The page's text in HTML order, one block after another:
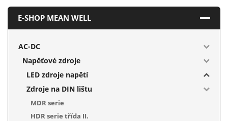
E-SHOP MEAN WELL
AC-DC
Napěťové zdroje
LED zdroje napětí
Zdroje na DIN lištu
MDR serie
HDR serie třída II.